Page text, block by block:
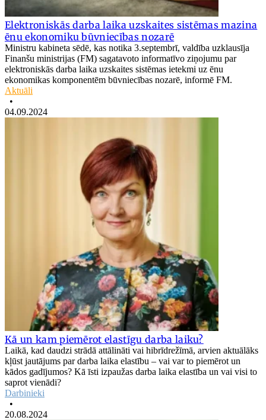
Elektroniskās darba laika uzskaites sistēmas mazina
ēnu ekonomiku būvniecības nozarē
Ministru kabineta sēdē, kas notika 3.septembrī, valdība uzklausīja
Finanšu ministrijas (FM) sagatavoto informatīvo ziņojumu par
elektroniskās darba laika uzskaites sistēmas ietekmi uz ēnu
ekonomikas komponentēm būvniecības nozarē, informē FM.
Aktuāli
•
04.09.2024
Kā un kam piemērot elastīgu darba laiku?
Laikā, kad daudzi strādā attālināti vai hibrīdrežīmā, arvien aktuālāks
kļūst jautājums par darba laika elastību – vai var to piemērot un
kādos gadījumos? Kā īsti izpaužas darba laika elastība un vai visi to
saprot vienādi?
Darbinieki
•
20.08.2024